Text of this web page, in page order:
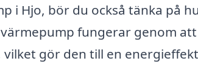
i Hjo, bör du också tänka på
fungerar genom
gör den till en